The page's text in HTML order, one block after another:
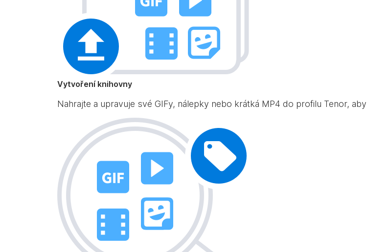
Vytvoření knihovny
Nahrajte a upravuje své GIFy, nálepky nebo krátká MP4 do profilu Tenor,